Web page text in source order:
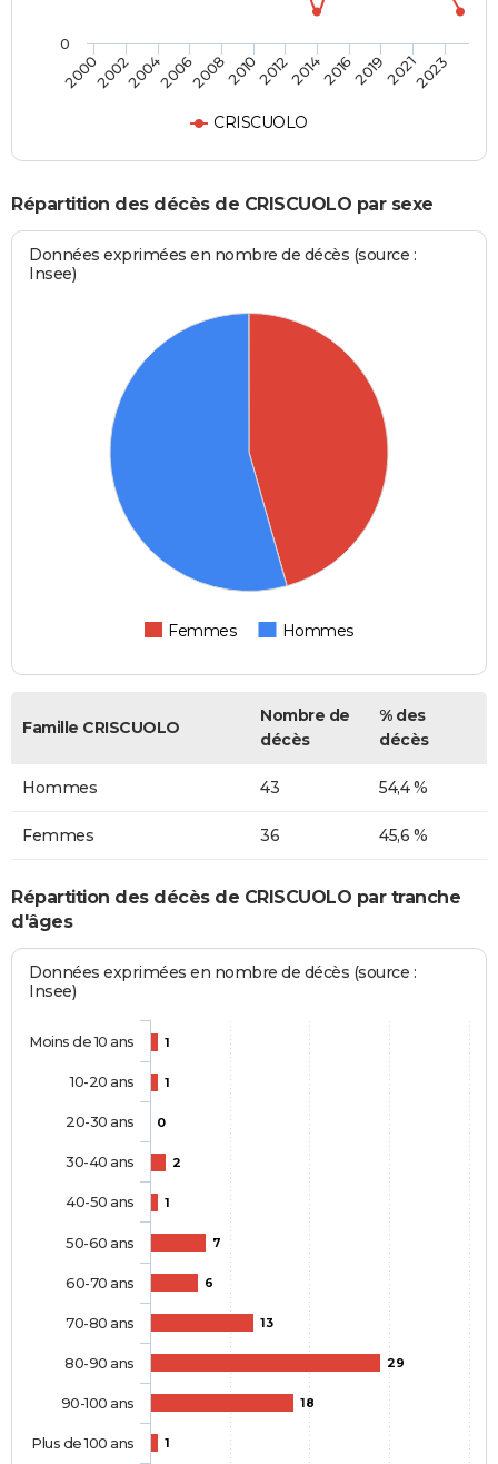
CRISCUOLO
200020022004200620082010201220142016201920212023
0
Répartition des décès de CRISCUOLO par sexe
Données exprimées en nombre de décès (source :
Insee)
Femmes Hommes
Famille CRISCUOLO
Nombre de
décès
% des
décès
Hommes 43 54,4 %
Femmes 36 45,6 %
Répartition des décès de CRISCUOLO par tranche
d'âges
Données exprimées en nombre de décès (source :
Insee)
1
1
0
2
1
7
6
13
29
18
1
Moins de 10 ans
10-20 ans
20-30 ans
30-40 ans
40-50 ans
50-60 ans
60-70 ans
70-80 ans
80-90 ans
90-100 ans
Plus de 100 ans